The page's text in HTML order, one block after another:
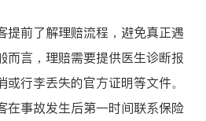
提前了解理赔流程，避免真正遇
而言，理赔需要提供医生诊断报
行李丢失的官方证明等文件。
在事故发生后第一时间联系保险